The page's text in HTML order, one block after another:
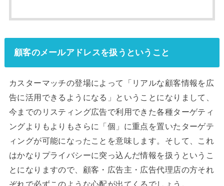
顧客のメールアドレスを扱うということ
カスターマッチの登場によって「リアルな顧客情報を広
告に活用できるようになる」ということになりまして、
今までのリスティング広告で利用できた各種ターゲティ
ングよりもよりもさらに「個」に重点を置いたターゲテ
ィングが可能になったことを意味します。そして、これ
はかなりプライバシーに突っ込んだ情報を扱うというこ
とになりますので、顧客・広告主・広告代理店の方それ
ぞれで必ずこのような心配が出てくるでしょう。